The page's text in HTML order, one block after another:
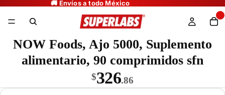
NOW Foods, Ajo 5000, Suplemento
alimentario, 90 comprimidos sfn
$326.86